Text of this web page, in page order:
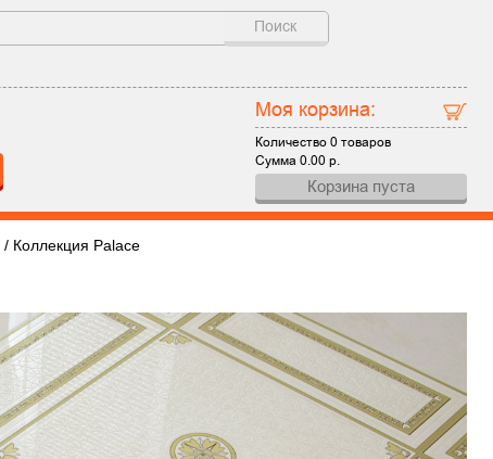
Поиск
Моя корзина:
Количество0 товаров
Сумма0.00 р.
Корзина пуста
/ Коллекция Palace